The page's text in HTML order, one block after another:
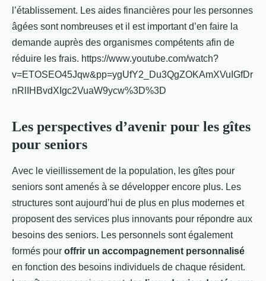
l’établissement. Les aides financières pour les personnes
âgées sont nombreuses et il est important d’en faire la
demande auprès des organismes compétents afin de
réduire les frais. https://www.youtube.com/watch?
v=ETOSEO45Jqw&pp=ygUfY2_Du3QgZOKAmXVuIGfDr
nRlIHBvdXIgc2VuaW9ycw%3D%3D
Les perspectives d’avenir pour les gîtes
pour seniors
Avec le vieillissement de la population, les gîtes pour
seniors sont amenés à se développer encore plus. Les
structures sont aujourd’hui de plus en plus modernes et
proposent des services plus innovants pour répondre aux
besoins des seniors. Les personnels sont également
formés pour offrir un accompagnement personnalisé
en fonction des besoins individuels de chaque résident.